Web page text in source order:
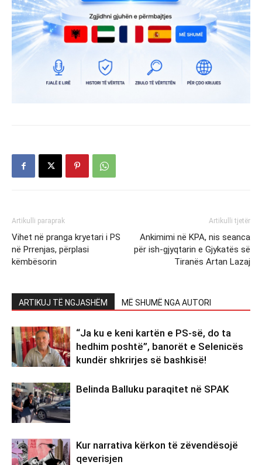
Artikulli paraprak
Vihet në pranga kryetari i PS
në Prrenjas, përplasi
këmbësorin
Artikulli tjetër
Ankimimi në KPA, nis seanca
për ish-gjyqtarin e Gjykatës së
Tiranës Artan Lazaj
ARTIKUJ TË NGJASHËM MË SHUMË NGA AUTORI
“Ja ku e keni kartën e PS-së, do ta
hedhim poshtë”, banorët e Selenicës
kundër shkrirjes së bashkisë!
Belinda Balluku paraqitet në SPAK
Kur narrativa kërkon të zëvendësojë
qeverisjen